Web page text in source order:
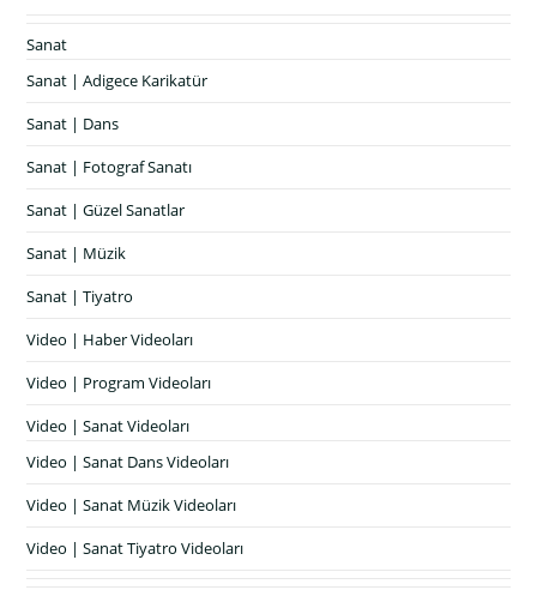
Sanat
Sanat | Adigece Karikatür
Sanat | Dans
Sanat | Fotograf Sanatı
Sanat | Güzel Sanatlar
Sanat | Müzik
Sanat | Tiyatro
Video | Haber Videoları
Video | Program Videoları
Video | Sanat Videoları
Video | Sanat Dans Videoları
Video | Sanat Müzik Videoları
Video | Sanat Tiyatro Videoları